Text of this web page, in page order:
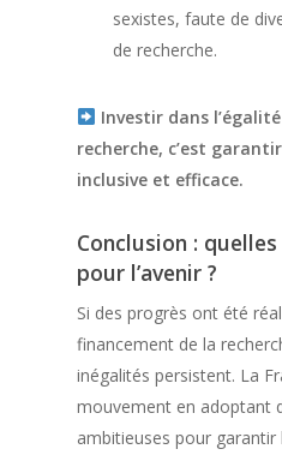
sexistes, faute de
de recherche.
Investir dans
recherche, c’est
inclusive et efficace.
Conclusion :
pour l’avenir ?
Si des progrès ont été
financement de la
inégalités persistent. La
mouvement en adoptant
ambitieuses pour garantir